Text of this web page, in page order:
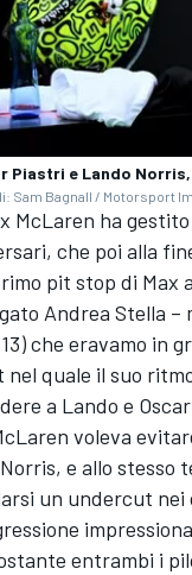
GT
Piastri e Lando
Sam Bagnall / Motorsport
McLaren ha
che poi alla
pit stop di
Andrea Stella –
che eravamo in
nel quale il suo
a Lando e
voleva
e allo stesso
un undercut nei
entrambi i